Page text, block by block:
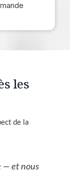
les
de la
— et nous